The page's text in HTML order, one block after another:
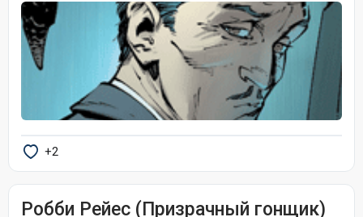
+2
Робби Рейес (Призрачный гонщик)